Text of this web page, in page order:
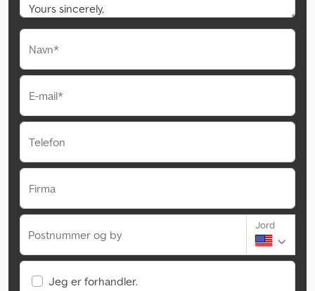
Navn*
E-mail*
Telefon
Firma
Postnummer og by
Jord
Jeg er forhandler.